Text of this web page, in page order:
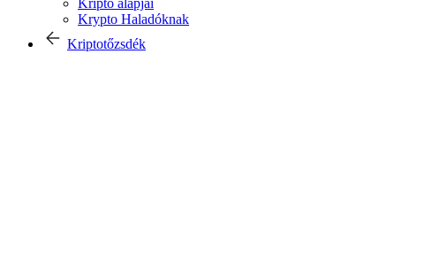
Krypto Haladóknak
Kriptotőzsdék